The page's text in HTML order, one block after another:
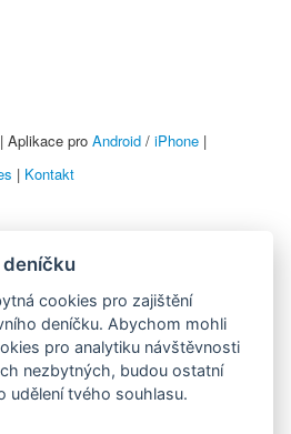
| Aplikace pro Android / iPhone |
| Kontakt
aka Emka
deníčku
cookies pro zajištění
deníčku. Abychom mohli
pro analytiku návštěvnosti
nezbytných, budou ostatní
udělení tvého souhlasu.